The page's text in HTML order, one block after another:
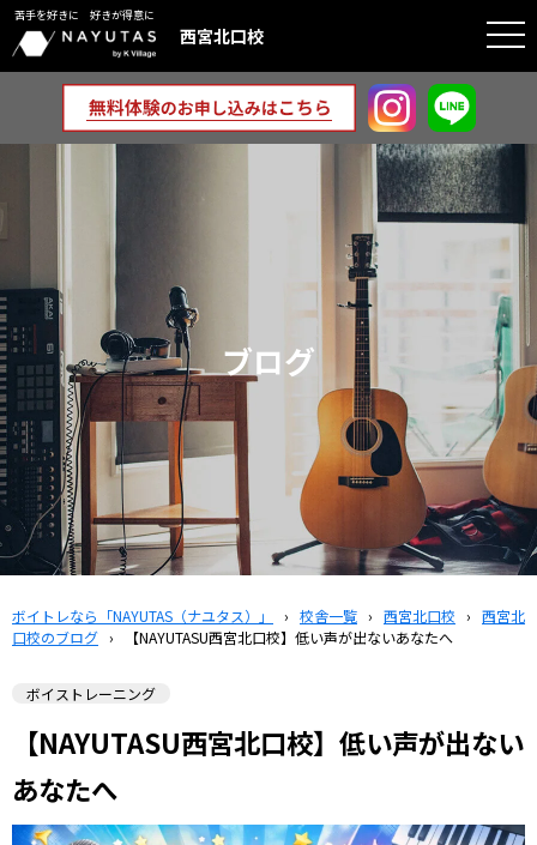
苦手を好きに 好きが得意に
西宮北口校
ブログ
ボイトレなら「NAYUTAS（ナユタス）」 › 校舎一覧 › 西宮北口校 › 西宮北
口校のブログ › 【NAYUTASU西宮北口校】低い声が出ないあなたへ
ボイストレーニング
【NAYUTASU西宮北口校】低い声が出ない
あなたへ